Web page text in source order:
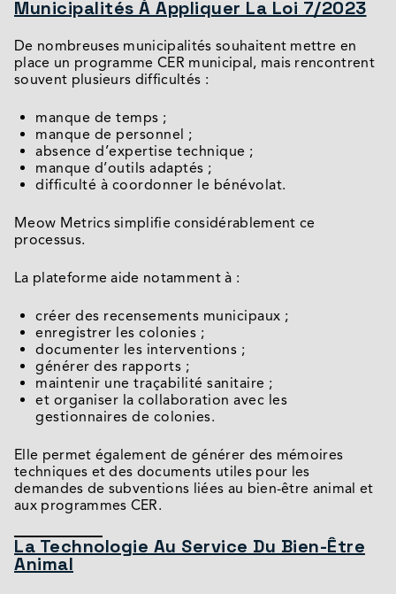
Municipalités À Appliquer La Loi 7/2023
De nombreuses municipalités souhaitent mettre en
place un programme CER municipal, mais rencontrent
souvent plusieurs difficultés :
manque de temps ;
manque de personnel ;
absence d’expertise technique ;
manque d’outils adaptés ;
difficulté à coordonner le bénévolat.
Meow Metrics simplifie considérablement ce
processus.
La plateforme aide notamment à :
créer des recensements municipaux ;
enregistrer les colonies ;
documenter les interventions ;
générer des rapports ;
maintenir une traçabilité sanitaire ;
et organiser la collaboration avec les
gestionnaires de colonies.
Elle permet également de générer des mémoires
techniques et des documents utiles pour les
demandes de subventions liées au bien-être animal et
aux programmes CER.
La Technologie Au Service Du Bien-Être
Animal